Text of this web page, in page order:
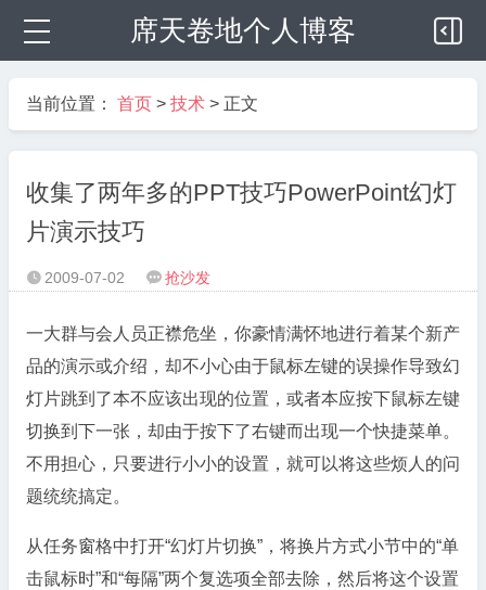
席天卷地个人博客
当前位置： 首页 > 技术 > 正文
收集了两年多的PPT技巧PowerPoint幻灯
片演示技巧
 2009-07-02  抢沙发
一大群与会人员正襟危坐，你豪情满怀地进行着某个新产
品的演示或介绍，却不小心由于鼠标左键的误操作导致幻
灯片跳到了本不应该出现的位置，或者本应按下鼠标左键
切换到下一张，却由于按下了右键而出现一个快捷菜单。
不用担心，只要进行小小的设置，就可以将这些烦人的问
题统统搞定。
从任务窗格中打开“幻灯片切换”，将换片方式小节中的“单
击鼠标时”和“每隔”两个复选项全部去除，然后将这个设置